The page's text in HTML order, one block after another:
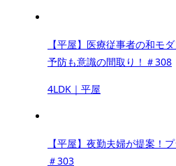
【平屋】医療従事者の和モ
予防も意識の間取り！＃308
4LDK｜平屋
【平屋】夜勤夫婦が提案！
＃303